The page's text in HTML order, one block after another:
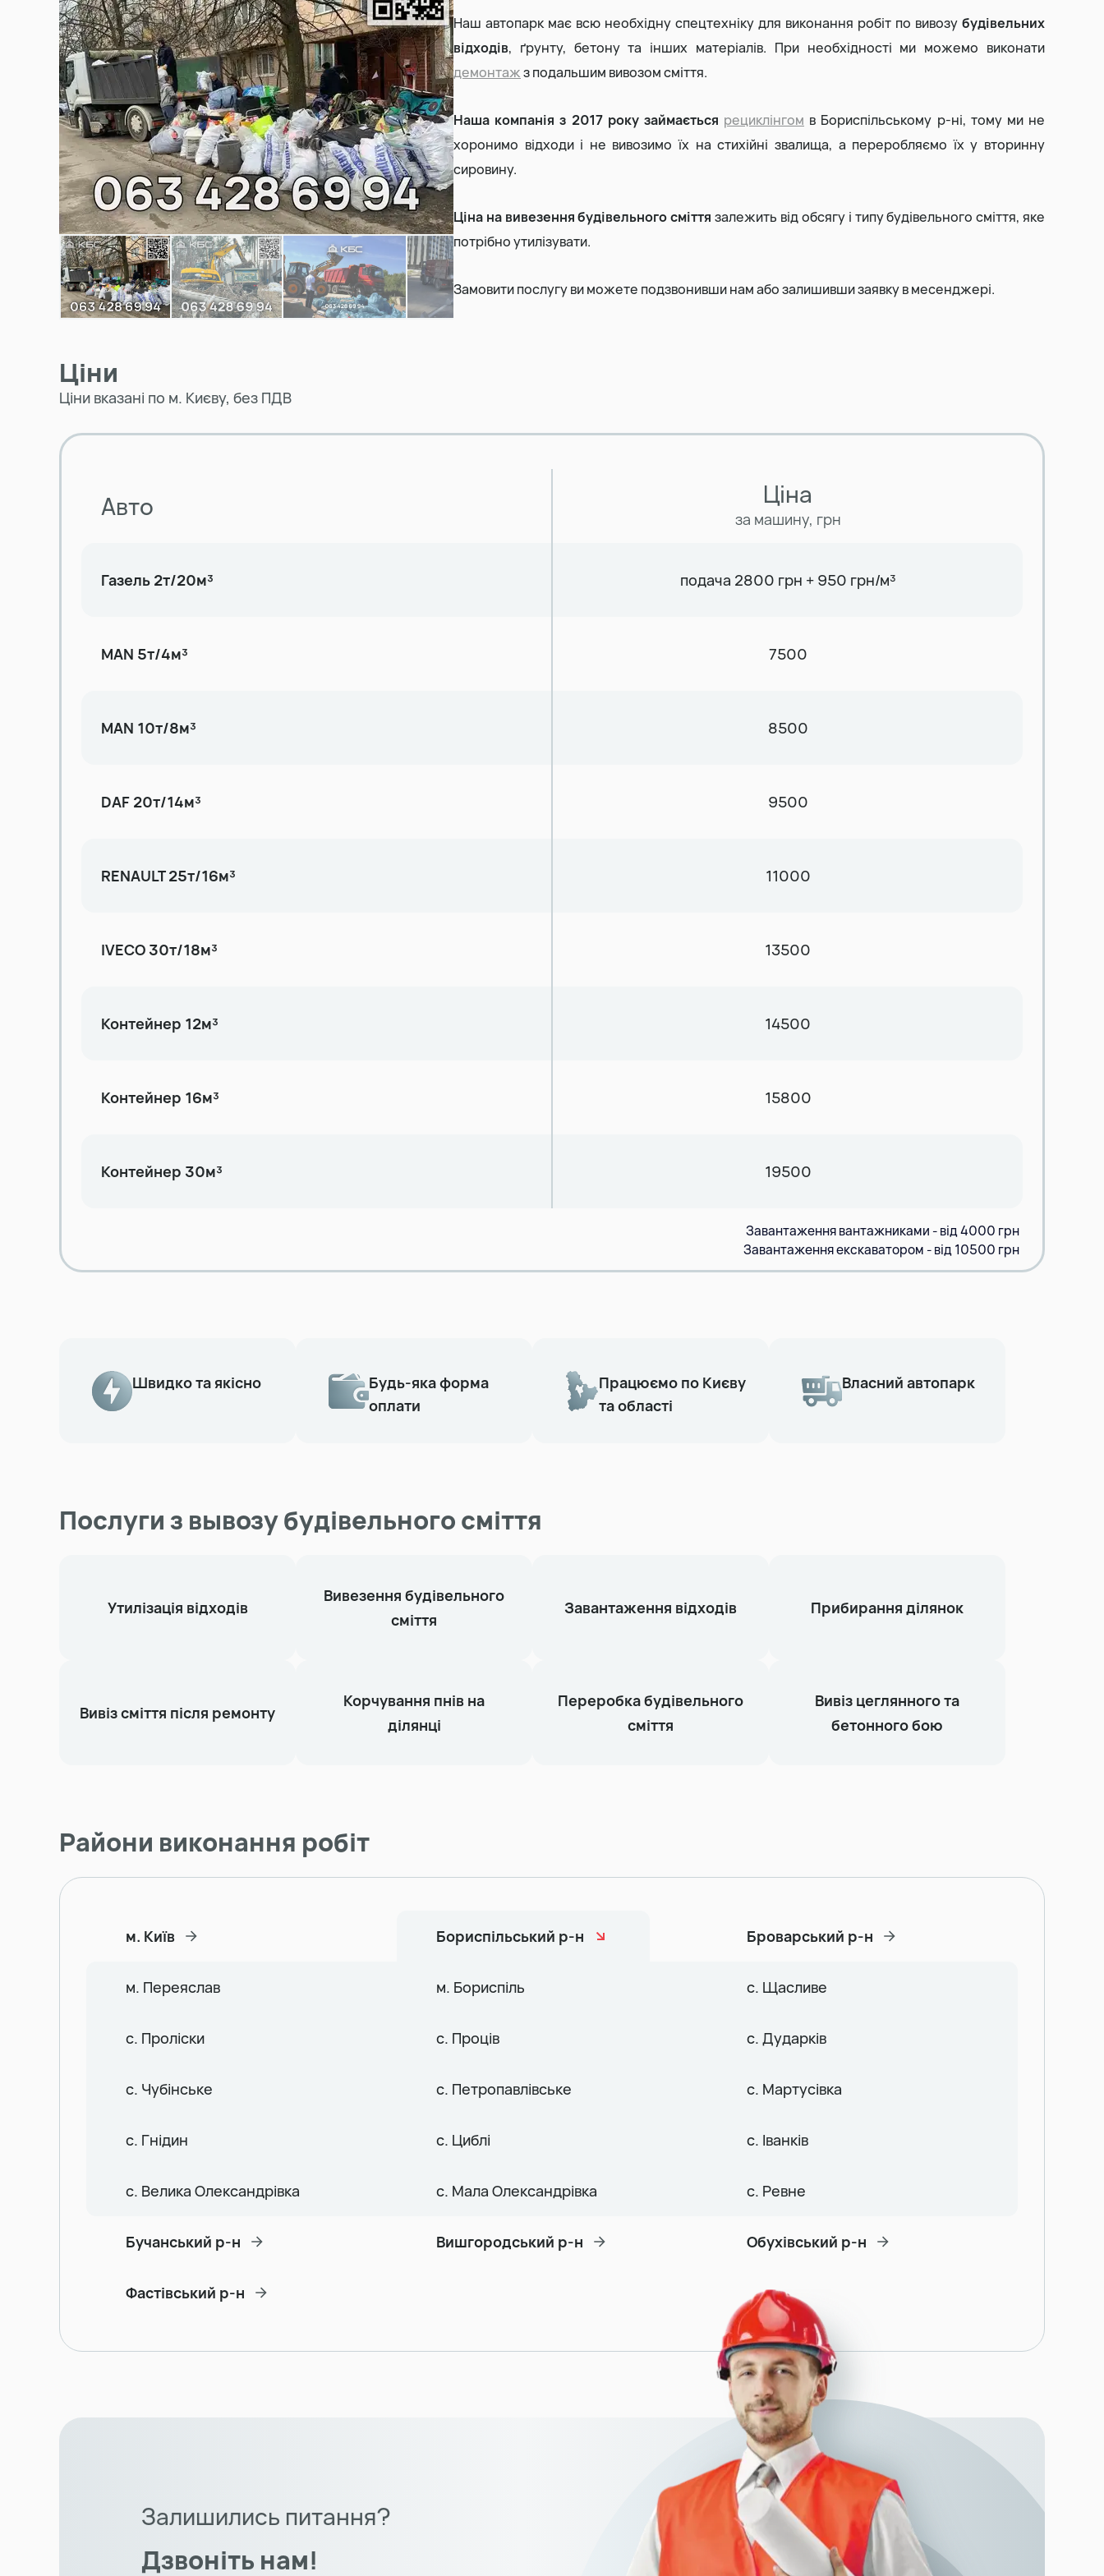
Земляні роботи
Демонтаж будинку
Наш автопарк має всю необхідну спецтехніку для виконання робіт по вивозу будівельних
відходів, ґрунту, бетону та інших матеріалів. При необхідності ми можемо виконати
демонтажз подальшим вивозом сміття.
Наша компанія з 2017 року займається рециклінгом в Бориспільському р-ні, тому ми не
хоронимо відходи і не вивозимо їх на стихійні звалища, а переробляємо їх у вторинну
сировину.
Ціна на вивезення будівельного сміття залежить від обсягу і типу будівельного сміття, яке
потрібно утилізувати.
Замовити послугу ви можете подзвонивши нам або залишивши заявку в месенджері.
Ціни
Ціни вказані по м. Києву, без ПДВ
Авто Ціна
за машину, грн
Газель 2т/20м³ подача 2800 грн + 950 грн/м³
MAN 5т/4м³ 7500
MAN 10т/8м³ 8500
DAF 20т/14м³ 9500
RENAULT 25т/16м³ 11000
IVECO 30т/18м³ 13500
Контейнер 12м³ 14500
Контейнер 16м³ 15800
Контейнер 30м³ 19500
Завантаження вантажниками - від 4000 грн
Завантаження екскаватором - від 10500 грн
Швидко та якісно
Будь-яка форма
оплати
Працюємо по Києву
та області
Власний автопарк
Послуги з вывозу будівельного сміття
Утилізація відходів
Вивезення будівельного
сміття
Завантаження відходів Прибирання ділянок
Вивіз сміття після ремонту
Корчування пнів на
ділянці
Переробка будівельного
сміття
Вивіз цеглянного та
бетонного бою
Райони виконання робіт
м. Київ Бориспільський р-н Броварський р-н
м. Переяслав м. Бориспіль с. Щасливе
с. Проліски с. Проців с. Дударків
с. Чубінське с. Петропавлівське с. Мартусівка
с. Гнідин с. Циблі с. Іванків
с. Велика Олександрівка с. Мала Олександрівка с. Ревне
Бучанський р-н Вишгородський р-н Обухівський р-н
Фастівський р-н
Залишились питання?
Дзвоніть нам!